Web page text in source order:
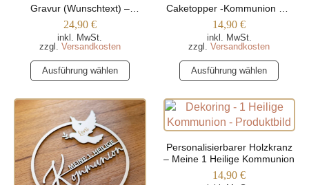
werden
werden
Gravur (Wunschtext) –
Trapezform
24,90 €
inkl. MwSt.
zzgl. Versandkosten
Ausführung wählen
Dieses
Produkt
weist
mehrere
Varianten
auf.
Die
Optionen
Caketopper -Kommunion Mit
Blätterkranz
14,90€
inkl. MwSt.
zzgl.Versandkosten
Ausführung wählen
Dieses
Produkt
weist
mehrere
Varianten
Die
Optionen
Personalisierbarer Holzkranz
– Meine 1 Heilige Kommunion
14,90€